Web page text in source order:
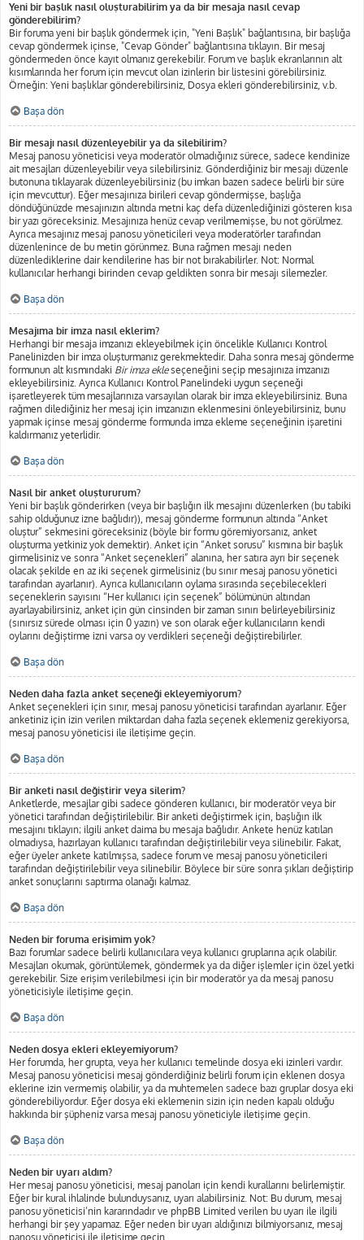
Yeni bir başlık nasıl oluşturabilirim ya da bir mesaja nasıl cevap
gönderebilirim?
Bir foruma yeni bir başlık göndermek için, "Yeni Başlık" bağlantısına, bir başlığa
cevap göndermek içinse, "Cevap Gönder" bağlantısına tıklayın. Bir mesaj
göndermeden önce kayıt olmanız gerekebilir. Forum ve başlık ekranlarının alt
kısımlarında her forum için mevcut olan izinlerin bir listesini görebilirsiniz.
Örneğin: Yeni başlıklar gönderebilirsiniz, Dosya ekleri gönderebilirsiniz, v.b.
Başa dön
Bir mesajı nasıl düzenleyebilir ya da silebilirim?
Mesaj panosu yöneticisi veya moderatör olmadığınız sürece, sadece kendinize
ait mesajları düzenleyebilir veya silebilirsiniz. Gönderdiğiniz bir mesajı düzenle
butonuna tıklayarak düzenleyebilirsiniz (bu imkan bazen sadece belirli bir süre
için mevcuttur). Eğer mesajınıza birileri cevap göndermişse, başlığa
döndüğünüzde mesajınızın altında metni kaç defa düzenlediğinizi gösteren kısa
bir yazı göreceksiniz. Mesajınıza henüz cevap verilmemişse, bu not görülmez.
Ayrıca mesajınız mesaj panosu yöneticileri veya moderatörler tarafından
düzenlenince de bu metin görünmez. Buna rağmen mesajı neden
düzenlediklerine dair kendilerine has bir not bırakabilirler. Not: Normal
kullanıcılar herhangi birinden cevap geldikten sonra bir mesajı silemezler.
Başa dön
Mesajıma bir imza nasıl eklerim?
Herhangi bir mesaja imzanızı ekleyebilmek için öncelikle Kullanıcı Kontrol
Panelinizden bir imza oluşturmanız gerekmektedir. Daha sonra mesaj gönderme
formunun alt kısmındaki Bir imza ekleseçeneğini seçip mesajınıza imzanızı
ekleyebilirsiniz. Ayrıca Kullanıcı Kontrol Panelindeki uygun seçeneği
işaretleyerek tüm mesajlarınıza varsayılan olarak bir imza ekleyebilirsiniz. Buna
rağmen dilediğiniz her mesaj için imzanızın eklenmesini önleyebilirsiniz, bunu
yapmak içinse mesaj gönderme formunda imza ekleme seçeneğinin işaretini
kaldırmanız yeterlidir.
Başa dön
Nasıl bir anket oluştururum?
Yeni bir başlık gönderirken (veya bir başlığın ilk mesajını düzenlerken (bu tabiki
sahip olduğunuz izne bağlıdır)), mesaj gönderme formunun altında “Anket
oluştur” sekmesini göreceksiniz (böyle bir formu göremiyorsanız, anket
oluşturma yetkiniz yok demektir). Anket için “Anket sorusu” kısmına bir başlık
girmelisiniz ve sonra “Anket seçenekleri” alanına, her satıra ayrı bir seçenek
olacak şekilde en az iki seçenek girmelisiniz (bu sınır mesaj panosu yönetici
tarafından ayarlanır). Ayrıca kullanıcıların oylama sırasında seçebilecekleri
seçeneklerin sayısını “Her kullanıcı için seçenek” bölümünün altından
ayarlayabilirsiniz, anket için gün cinsinden bir zaman sınırı belirleyebilirsiniz
(sınırsız sürede olması için 0 yazın) ve son olarak eğer kullanıcıların kendi
oylarını değiştirme izni varsa oy verdikleri seçeneği değiştirebilirler.
Başa dön
Neden daha fazla anket seçeneği ekleyemiyorum?
Anket seçenekleri için sınır, mesaj panosu yöneticisi tarafından ayarlanır. Eğer
anketiniz için izin verilen miktardan daha fazla seçenek eklemeniz gerekiyorsa,
mesaj panosu yöneticisi ile iletişime geçin.
Başa dön
Bir anketi nasıl değiştirir veya silerim?
Anketlerde, mesajlar gibi sadece gönderen kullanıcı, bir moderatör veya bir
yönetici tarafından değiştirilebilir. Bir anketi değiştirmek için, başlığın ilk
mesajını tıklayın; ilgili anket daima bu mesaja bağlıdır. Ankete henüz katılan
olmadıysa, hazırlayan kullanıcı tarafından değiştirilebilir veya silinebilir. Fakat,
eğer üyeler ankete katılmışsa, sadece forum ve mesaj panosu yöneticileri
tarafından değiştirilebilir veya silinebilir. Böylece bir süre sonra şıkları değiştirip
anket sonuçlarını saptırma olanağı kalmaz.
Başa dön
Neden bir foruma erişimim yok?
Bazı forumlar sadece belirli kullanıcılara veya kullanıcı gruplarına açık olabilir.
Mesajları okumak, görüntülemek, göndermek ya da diğer işlemler için özel yetki
gerekebilir. Size erişim verilebilmesi için bir moderatör ya da mesaj panosu
yöneticisiyle iletişime geçin.
Başa dön
Neden dosya ekleri ekleyemiyorum?
Her forumda, her grupta, veya her kullanıcı temelinde dosya eki izinleri vardır.
Mesaj panosu yöneticisi mesaj gönderdiğiniz belirli forum için eklenen dosya
eklerine izin vermemiş olabilir, ya da muhtemelen sadece bazı gruplar dosya eki
gönderebiliyordur. Eğer dosya eki eklemenin sizin için neden kapalı olduğu
hakkında bir şüpheniz varsa mesaj panosu yöneticiyle iletişime geçin.
Başa dön
Neden bir uyarı aldım?
Her mesaj panosu yöneticisi, mesaj panoları için kendi kurallarını belirlemiştir.
Eğer bir kural ihlalinde bulunduysanız, uyarı alabilirsiniz. Not: Bu durum, mesaj
panosu yöneticisi’nin kararındadır ve phpBB Limited verilen bu uyarı ile ilgili
herhangi bir şey yapamaz. Eğer neden bir uyarı aldığınızı bilmiyorsanız, mesaj
panosu yöneticisi ile iletişime geçin.